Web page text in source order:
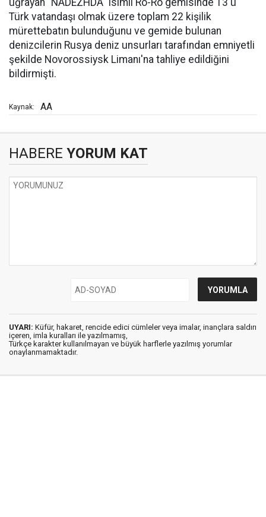
Türk vatandaşı olmak üzere toplam 22 kişilik
mürettebatın bulunduğunu ve gemide bulunan
denizcilerin Rusya deniz unsurları tarafından emniyetli
şekilde Novorossiysk Limanı'na tahliye edildiğini
bildirmişti.
Kaynak: AA
HABERE YORUM KAT
UYARI: Küfür, hakaret, rencide edici cümleler veya imalar, inançlara saldırı
içeren, imla kuralları ile yazılmamış,
Türkçe karakter kullanılmayan ve büyük harflerle yazılmış yorumlar
onaylanmamaktadır.